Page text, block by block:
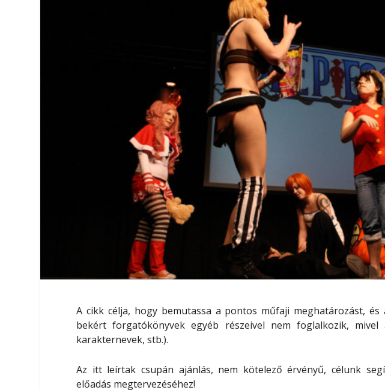
A cikk célja, hogy bemutassa a pontos műfaji meghatározást, és
bekért forgatókönyvek egyéb részeivel nem foglalkozik, mivel
karakternevek, stb.).
Az itt leírtak csupán ajánlás, nem kötelező érvényű, célunk
előadás megtervezéséhez!